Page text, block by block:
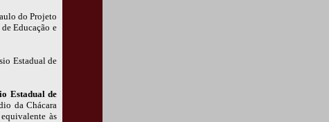
do Projeto
Educação e
Estadual de
Estadual de
da Chácara
às